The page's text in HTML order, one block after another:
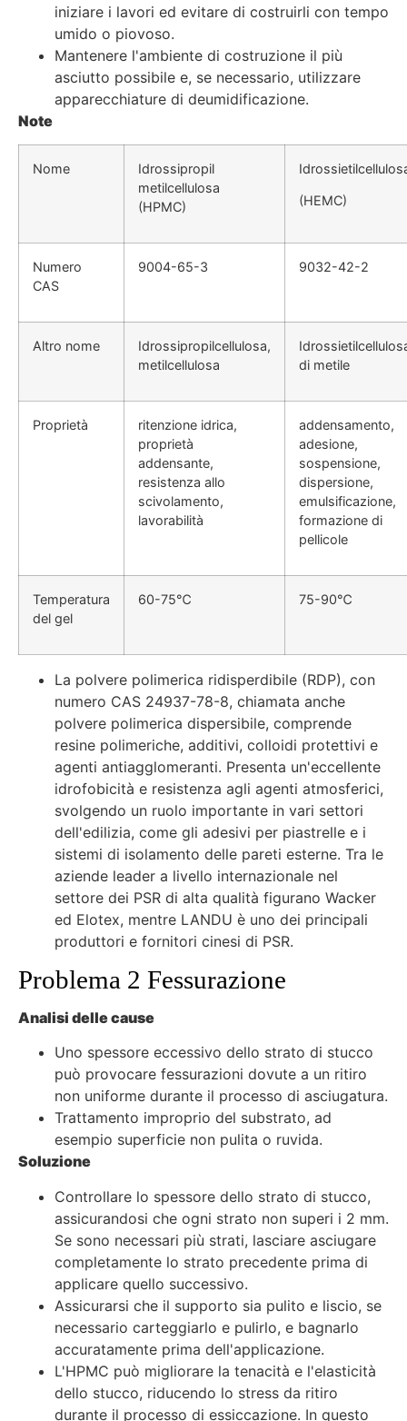
iniziare i lavori ed evitare di costruirli con tempo
umido o piovoso.
Mantenere l'ambiente di costruzione il più
asciutto possibile e, se necessario, utilizzare
apparecchiature di deumidificazione.
Note
Nome
Idrossipropil
metilcellulosa
(HPMC)
(HEMC)
Numero
CAS
9004-65-3 9032-42-2
Altro nome
Idrossipropilcellulosa,
metilcellulosa
di metile
Proprietà
ritenzione idrica,
proprietà
addensante,
resistenza allo
scivolamento,
lavorabilità
addensamento,
adesione,
sospensione,
dispersione,
emulsificazione,
formazione di
pellicole
Temperatura
del gel
60-75℃ 75-90℃
La polvere polimerica ridisperdibile (RDP), con
numero CAS 24937-78-8, chiamata anche
polvere polimerica dispersibile, comprende
resine polimeriche, additivi, colloidi protettivi e
agenti antiagglomeranti. Presenta un'eccellente
idrofobicità e resistenza agli agenti atmosferici,
svolgendo un ruolo importante in vari settori
dell'edilizia, come gli adesivi per piastrelle e i
sistemi di isolamento delle pareti esterne. Tra le
aziende leader a livello internazionale nel
settore dei PSR di alta qualità figurano Wacker
ed Elotex, mentre LANDU è uno dei principali
produttori e fornitori cinesi di PSR.
Problema 2 Fessurazione
Analisi delle cause
Uno spessore eccessivo dello strato di stucco
può provocare fessurazioni dovute a un ritiro
non uniforme durante il processo di asciugatura.
Trattamento improprio del substrato, ad
esempio superficie non pulita o ruvida.
Soluzione
Controllare lo spessore dello strato di stucco,
assicurandosi che ogni strato non superi i 2 mm.
Se sono necessari più strati, lasciare asciugare
completamente lo strato precedente prima di
applicare quello successivo.
Assicurarsi che il supporto sia pulito e liscio, se
necessario carteggiarlo e pulirlo, e bagnarlo
accuratamente prima dell'applicazione.
L'HPMC può migliorare la tenacità e l'elasticità
dello stucco, riducendo lo stress da ritiro
durante il processo di essiccazione. In questo